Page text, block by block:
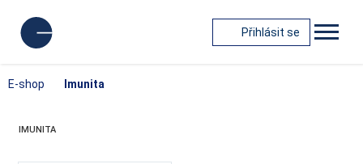
Přihlásit se
E-shop Imunita
IMUNITA